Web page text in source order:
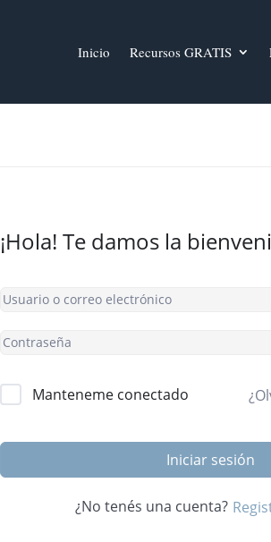
Inicio Recursos GRATIS
¡Hola! Te damos la
Manteneme conectado
Iniciar sesión
¿No tenés una cuenta?